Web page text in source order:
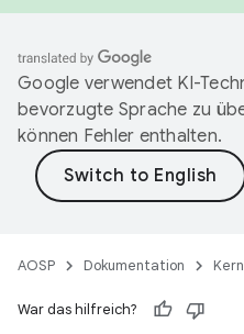
Google verwendet KI-
bevorzugte Sprache zu
können Fehler enthalten.
AOSP Dokumentation
War das hilfreich?